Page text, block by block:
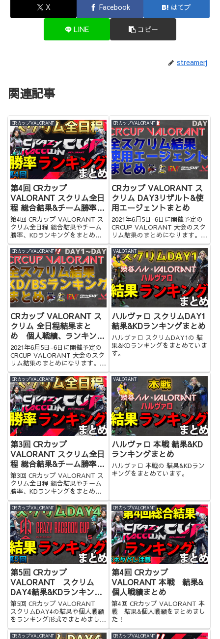
X Facebook はてブ
LINE コピー
streamerj
関連記事
CRカップVALORANT
第4回 CRカップ
VALORANT スクリム全日
程 総合結果&チーム勝率
&KDランキングまとめ
第4回 CRカップ VALORANT ス
クリム全日程 総合結果やチーム
勝率、KDランキングをまとめま
した！
CRカップVALORANT
CRカップ VALORANT ス
クリム DAY3リザルト&使
用エージェントまとめ
2021年6月5日-6日に開催予定の
CRCUP VALORANT 大会のスク
リム結果のまとめになります。是
非ご覧ください。
CRカップVALORANT
CRカップ VALORANT ス
クリム 全日程結果まと
め 個人戦績、ランキング
あり
2021年6月5日-6日に開催予定の
CRCUP VALORANT 大会のスク
リム結果のまとめになります。ラ
ンキングや個人戦績もあるので是
非ご覧ください。
VALORANT
ハルヴァロ スクリムDAY1
結果&KDランキングまとめ
ハルヴァロ スクリムDAY1の 結
果&KDランキングをまとめていま
す。
CRカップVALORANT
第3回 CRカップ
VALORANT スクリム全日
程 総合結果&チーム勝率
&KDランキングまとめ
第3回 CRカップ VALORANT ス
クリム全日程 総合結果やチーム
勝率、KDランキングをまとめま
した！
VALORANT
ハルヴァロ 本戦 結果&KD
ランキングまとめ
ハルヴァロ 本戦の 結果&KDラン
キングをまとめています。
CRカップVALORANT
第5回 CRカップ
VALORANT スクリム
DAY4結果&KDランキング
まとめ
第5回 CRカップ VALORANT
スクリムDAY4の結果や個人戦績
をランキング形式でまとめまし
た！
CRカップVALORANT
第4回 CRカップ
VALORANT 本戦 結果&
個人戦績まとめ
第4回 CRカップ VALORANT 本
戦 結果&個人戦績をまとめまし
た！
CRカップVALORANT CRカップVALORANT